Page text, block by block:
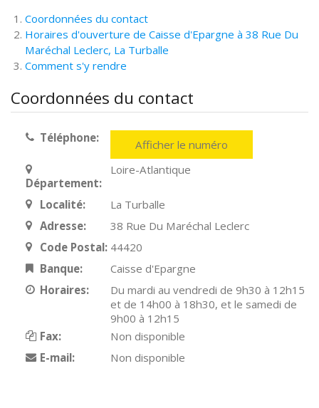
Coordonnées du contact
Horaires d'ouverture de Caisse d'Epargne à 38 Rue Du
Maréchal Leclerc, La Turballe
Comment s'y rendre
Coordonnées du contact
Téléphone: Afficher le numéro
Département:
Loire-Atlantique
Localité:
La Turballe
Adresse:
38 Rue Du Maréchal Leclerc
Code Postal: 44420
Banque:
Caisse d'Epargne
Horaires:
Du mardi au vendredi de 9h30 à 12h15
et de 14h00 à 18h30, et le samedi de
9h00 à 12h15
Fax:
Non disponible
E-mail:
Non disponible